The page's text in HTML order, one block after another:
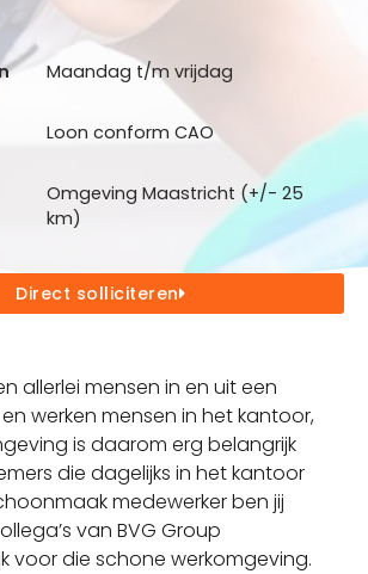
Maandag t/m vrijdag
Loon conform CAO
Omgeving Maastricht (+/- 25
km)
Direct solliciteren
allerlei mensen in en uit een
werken mensen in het kantoor,
is daarom erg belangrijk
die dagelijks in het kantoor
medewerker ben jij
van BVG Group
voor die schone werkomgeving.